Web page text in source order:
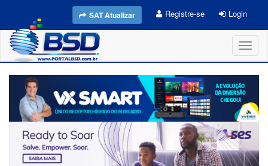
SAT Atualizar Registre-se Login